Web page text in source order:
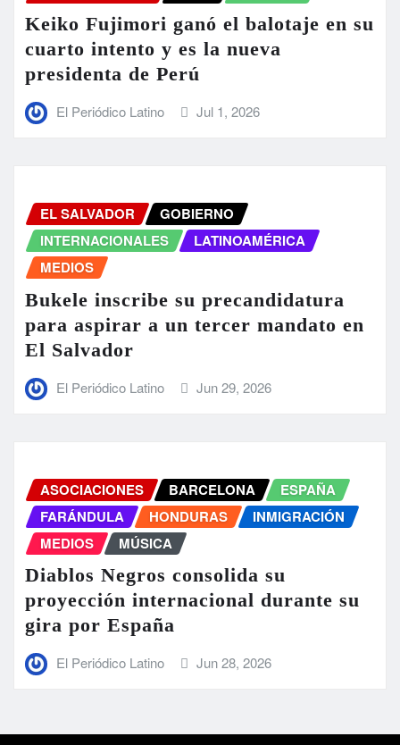
Keiko Fujimori ganó el balotaje en su
cuarto intento y es la nueva
presidenta de Perú
El Periódico Latino Jul 1, 2026
EL SALVADOR
GOBIERNO
INTERNACIONALES
LATINOAMÉRICA
MEDIOS
Bukele inscribe su precandidatura
para aspirar a un tercer mandato en
El Salvador
El Periódico Latino Jun 29, 2026
ASOCIACIONES BARCELONA
ESPAÑA
FARÁNDULA
HONDURAS
INMIGRACIÓN
MEDIOS
MÚSICA
Diablos Negros consolida su
proyección internacional durante su
gira por España
El Periódico Latino Jun 28, 2026